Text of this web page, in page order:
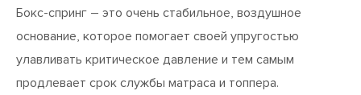
Бокс-спринг – это очень стабильное, воздушное
основание, которое помогает своей упругостью
улавливать критическое давление и тем самым
продлевает срок службы матраса и топпера.